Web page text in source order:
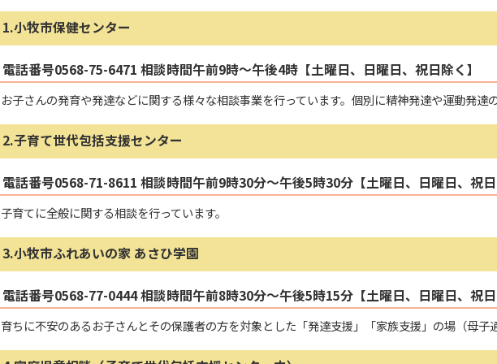
1.小牧市保健センター
電話番号0568-75-6471 相談時間午前9時～午後4時【土曜日、日曜日、祝日除く】
お子さんの発育や発達などに関する様々な相談事業を行っています。個別に精神発達や運動発達
2.子育て世代包括支援センター
電話番号0568-71-8611 相談時間午前9時30分～午後5時30分【土曜日、日曜日、祝
子育てに全般に関する相談を行っています。
3.小牧市ふれあいの家 あさひ学園
電話番号0568-77-0444 相談時間午前8時30分～午後5時15分【土曜日、日曜日、祝
育ちに不安のあるお子さんとその保護者の方を対象とした「発達支援」「家族支援」の場（母